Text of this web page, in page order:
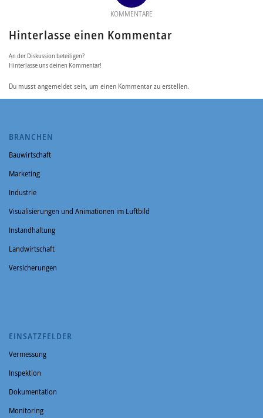
KOMMENTARE
Hinterlasse einen Kommentar
An der Diskussion beteiligen?
Hinterlasse uns deinen Kommentar!
Du musst angemeldet sein, um einen Kommentar zu erstellen.
BRANCHEN
Bauwirtschaft
Marketing
Industrie
Visualisierungen und Animationen im Luftbild
Instandhaltung
Landwirtschaft
Versicherungen
EINSATZFELDER
Vermessung
Inspektion
Dokumentation
Monitoring